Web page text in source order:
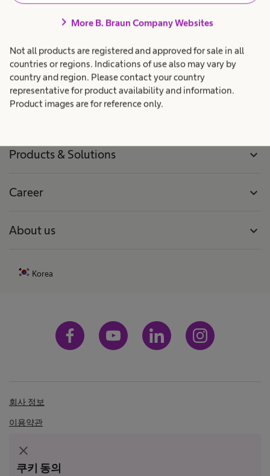
chevron_right More B. Braun Company Websites
Not all products are registered and approved for sale in all
countries or regions. Indications of use also may vary by
country and region. Please contact your country
representative for product availability and information.
Product images are for reference only.
비브라운코리아(주) 기업홍보팀
이메일:bbraun.korea@bbraun.com
Products & Solutions expand_more
Career expand_more
About us expand_more
Korea
회사 정보
이용약관
일반약관
쿠키 동의
close